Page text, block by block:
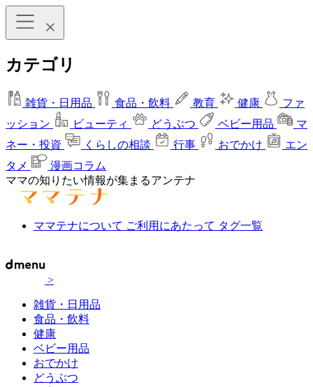
カテゴリ
雑貨・日用品 食品・飲料 教育 健康
ファ
ッション
ビューティ どうぶつ ベビー用品
マ
ネー・投資
くらしの相談 行事 おでかけ
エン
タメ
漫画コラム
ママの知りたい情報が集まるアンテナ
ママテナについて ご利用にあたって タグ一覧
>
雑貨・日用品
食品・飲料
健康
ベビー用品
おでかけ
どうぶつ